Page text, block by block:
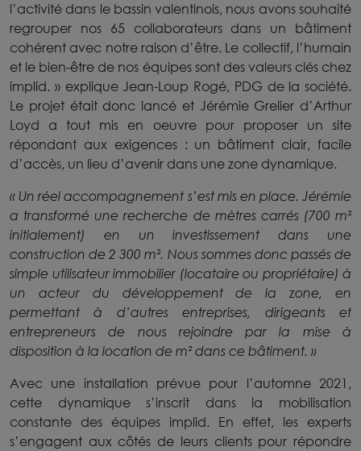
l’activité dans le bassin valentinois, nous avons souhaité
regrouper nos 65 collaborateurs dans un bâtiment
cohérent avec notre raison d’être. Le collectif, l’humain
et le bien-être de nos équipes sont des valeurs clés chez
implid. » explique Jean-Loup Rogé, PDG de la société.
Le projet était donc lancé et Jérémie Grelier d’Arthur
Loyd a tout mis en oeuvre pour proposer un site
répondant aux exigences : un bâtiment clair, facile
d’accès, un lieu d’avenir dans une zone dynamique.
« Un réel accompagnement s’est mis en place. Jérémie
a transformé une recherche de mètres carrés (700 m²
initialement) en un investissement dans une
construction de 2 300 m². Nous sommes donc passés de
simple utilisateur immobilier (locataire ou propriétaire) à
un acteur du développement de la zone, en
permettant à d’autres entreprises, dirigeants et
entrepreneurs de nous rejoindre par la mise à
disposition à la location de m² dans ce bâtiment. »
Avec une installation prévue pour l’automne 2021,
cette dynamique s’inscrit dans la mobilisation
constante des équipes implid. En effet, les experts
s’engagent aux côtés de leurs clients pour répondre